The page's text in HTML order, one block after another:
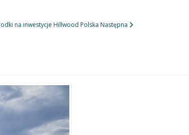
na inwestycje Hillwood Polska Następna